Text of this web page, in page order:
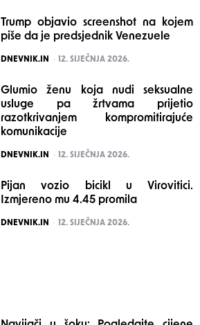
Trump objavio screenshot na kojem
piše da je predsjednik Venezuele
POSTED
DNEVNIK.IN 12. SIJEČNJA 2026.
Glumio ženu koja nudi seksualne
usluge pa žrtvama prijetio
razotkrivanjem kompromitirajuće
komunikacije
POSTED
DNEVNIK.IN 12. SIJEČNJA 2026.
Pijan vozio bicikl u Virovitici.
Izmjereno mu 4.45 promila
POSTED
DNEVNIK.IN 12. SIJEČNJA 2026.